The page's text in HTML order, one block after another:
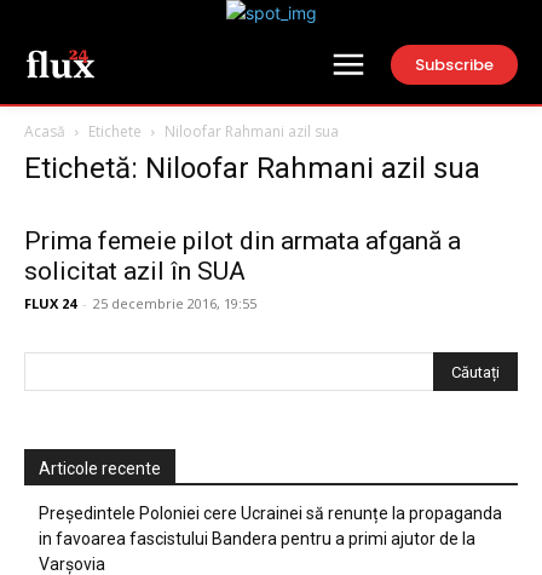
Subscribe
Acasă Etichete Niloofar Rahmani azil sua
Etichetă: Niloofar Rahmani azil sua
Prima femeie pilot din armata afgană a
solicitat azil în SUA
FLUX 24 - 25 decembrie 2016, 19:55
Articole recente
Președintele Poloniei cere Ucrainei să renunțe la propaganda
in favoarea fascistului Bandera pentru a primi ajutor de la
Varșovia